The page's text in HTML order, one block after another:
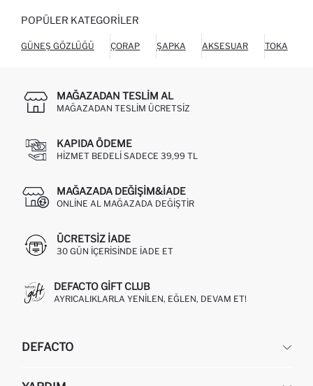
POPÜLER KATEGORILER
GÜNEŞ GÖZLÜĞÜ ÇORAP ŞAPKA AKSESUAR TOKA
MAĞAZADAN TESLIM AL
MAĞAZADAN TESLIM ÜCRETSIZ
KAPIDA ÖDEME
HIZMET BEDELI SADECE 39,99 TL
MAĞAZADA DEĞIŞIM&İADE
ONLINE AL MAĞAZADA DEĞIŞTIR
ÜCRETSIZ IADE
30 GÜN IÇERISINDE IADE ET
DEFACTO GIFT CLUB
AYRICALIKLARLA YENILEN, EĞLEN, DEVAM ET!
DEFACTO